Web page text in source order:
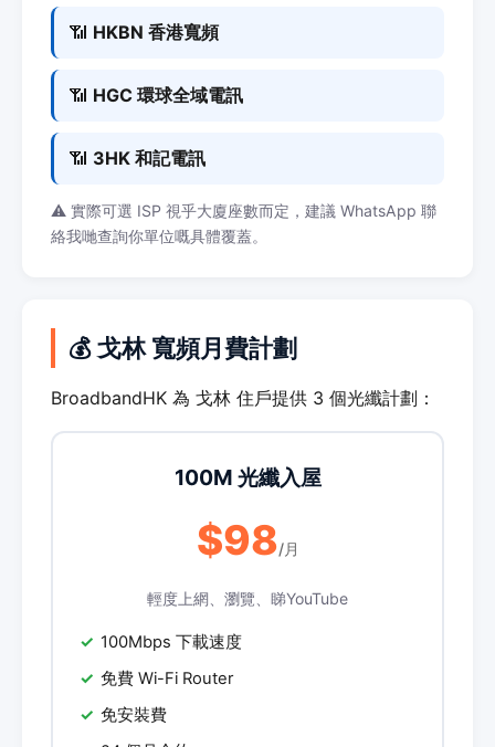
📶 HKBN 香港寬頻
📶 HGC 環球全域電訊
📶 3HK 和記電訊
⚠️ 實際可選 ISP 視乎大廈座數而定，建議 WhatsApp 聯
絡我哋查詢你單位嘅具體覆蓋。
💰 戈林 寬頻月費計劃
BroadbandHK 為 戈林 住戶提供 3 個光纖計劃：
100M 光纖入屋
$98/月
輕度上網、瀏覽、睇YouTube
100Mbps 下載速度
免費 Wi-Fi Router
免安裝費